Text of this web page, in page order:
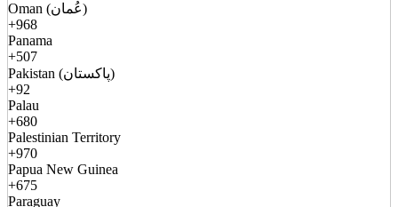
Oman (عُمان)
+968
Panama
+507
Pakistan (پاکستان)
+92
Palau
+680
Palestinian Territory
+970
Papua New Guinea
+675
Paraguay